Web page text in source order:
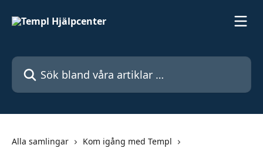
Sök bland våra artiklar …
Alla samlingar
Kom igång med Templ